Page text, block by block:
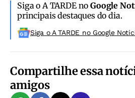
Siga o A TARDE noGoogle
principais destaques do dia.
Siga o A TARDE no Google
Compartilhe essa
amigos